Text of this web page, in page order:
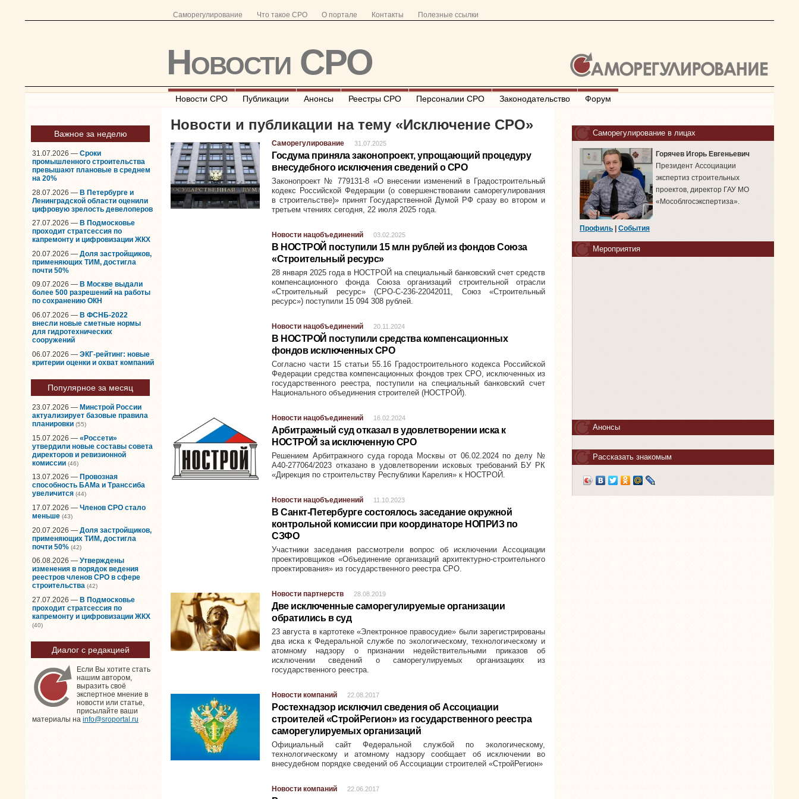
Саморегулирование Что такое СРО О портале Контакты Полезные ссылки
Новости СРО
Новости СРО Публикации Анонсы Реестры СРО Персоналии СРО Законодательство Форум
Важное за неделю
31.07.2026 — Сроки
промышленного строительства
превышают плановые в среднем
на 20%
28.07.2026 — В Петербурге и
Ленинградской области оценили
цифровую зрелость девелоперов
27.07.2026 — В Подмосковье
проходит стратсессия по
капремонту и цифровизации ЖКХ
20.07.2026 — Доля застройщиков,
применяющих ТИМ, достигла
почти 50%
09.07.2026 — В Москве выдали
более 500 разрешений на работы
по сохранению ОКН
06.07.2026 — В ФСНБ-2022
внесли новые сметные нормы
для гидротехнических
сооружений
06.07.2026 — ЭКГ-рейтинг: новые
критерии оценки и охват компаний
Популярное за месяц
23.07.2026 — Минстрой России
актуализирует базовые правила
планировки (55)
15.07.2026 — «Россети»
утвердили новые составы совета
директоров и ревизионной
комиссии (46)
13.07.2026 — Провозная
способность БАМа и Транссиба
увеличится (44)
17.07.2026 — Членов СРО стало
меньше (43)
20.07.2026 — Доля застройщиков,
применяющих ТИМ, достигла
почти 50% (42)
06.08.2026 — Утверждены
изменения в порядок ведения
реестров членов СРО в сфере
строительства (42)
27.07.2026 — В Подмосковье
проходит стратсессия по
капремонту и цифровизации ЖКХ
(40)
Диалог с редакцией
Если Вы хотите стать
нашим автором,
выразить своё
экспертное мнение в
новости или статье,
присылайте ваши
материалы на info@sroportal.ru
Новости и публикации на тему «Исключение СРО»
Саморегулирование 31.07.2025
Госдума приняла законопроект, упрощающий процедуру
внесудебного исключения сведений о СРО
Законопроект № 779131-8 «О внесении изменений в Градостроительный
кодекс Российской Федерации (о совершенствовании саморегулирования
в строительстве)» принят Государственной Думой РФ сразу во втором и
третьем чтениях сегодня, 22 июля 2025 года.
Новости нацобъединений 03.02.2025
В НОСТРОЙ поступили 15 млн рублей из фондов Союза
«Строительный ресурс»
28 января 2025 года в НОСТРОЙ на специальный банковский счет средств
компенсационного фонда Союза организаций строительной отрасли
«Строительный ресурс» (СРО-С-236-22042011, Союз «Строительный
ресурс») поступили 15 094 308 рублей.
Новости нацобъединений 20.11.2024
В НОСТРОЙ поступили средства компенсационных
фондов исключенных СРО
Согласно части 15 статьи 55.16 Градостроительного кодекса Российской
Федерации средства компенсационных фондов трех СРО, исключенных из
государственного реестра, поступили на специальный банковский счет
Национального объединения строителей (НОСТРОЙ).
Новости нацобъединений 16.02.2024
Арбитражный суд отказал в удовлетворении иска к
НОСТРОЙ за исключенную СРО
Решением Арбитражного суда города Москвы от 06.02.2024 по делу №
А40-277064/2023 отказано в удовлетворении исковых требований БУ РК
«Дирекция по строительству Республики Карелия» к НОСТРОЙ.
Новости нацобъединений 11.10.2023
В Санкт-Петербурге состоялось заседание окружной
контрольной комиссии при координаторе НОПРИЗ по
СЗФО
Участники заседания рассмотрели вопрос об исключении Ассоциации
проектировщиков «Объединение организаций архитектурно-строительного
проектирования» из государственного реестра СРО.
Новости партнерств 28.08.2019
Две исключенные саморегулируемые организации
обратились в суд
23 августа в картотеке «Электронное правосудие» были зарегистрированы
два иска к Федеральной службе по экологическому, технологическому и
атомному надзору о признании недействительными приказов об
исключении сведений о саморегулируемых организациях из
государственного реестра.
Новости компаний 22.08.2017
Ростехнадзор исключил сведения об Ассоциации
строителей «СтройРегион» из государственного реестра
саморегулируемых организаций
Официальный сайт Федеральной службой по экологическому,
технологическому и атомному надзору сообщает об исключении во
внесудебном порядке сведений об Ассоциации строителей «СтройРегион»
Новости компаний 22.06.2017
Саморегулирование в лицах
Горячев Игорь Евгеньевич
Президент Ассоциации
экспертиз строительных
проектов, директор ГАУ МО
«Мособлгосэкспертиза».
Профиль События
Мероприятия
Анонсы
Рассказать знакомым